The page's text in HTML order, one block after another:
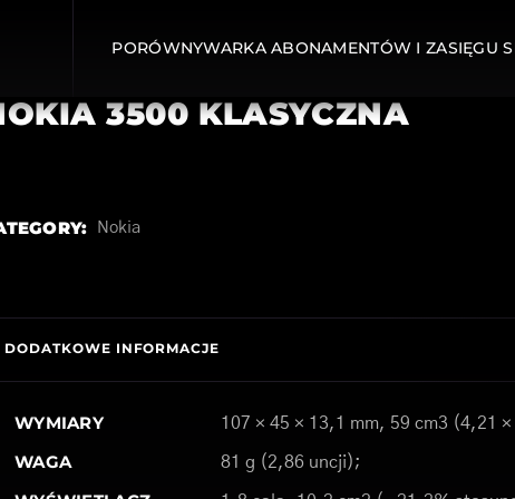
PORÓWNYWARKA ABONAMENTÓW I ZASIĘGU
3500 KLASYCZNA
Nokia
DODATKOWE INFORMACJE
WYMIARY 107 × 45 × 13,1 mm, 59 cm3 (4,21
WAGA 81 g (2,86 uncji);